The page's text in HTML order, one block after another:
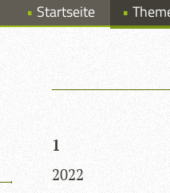
Startseite
1
2022